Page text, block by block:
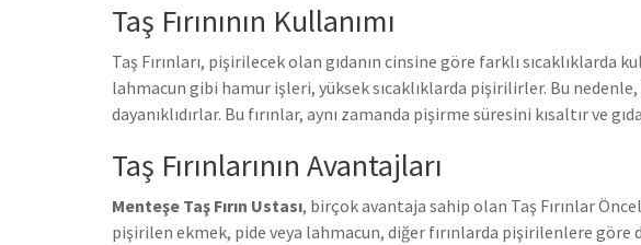
Taş Fırınının Kullanımı
Taş Fırınları, pişirilecek olan gıdanın cinsine göre farklı sıcaklıklarda
lahmacun gibi hamur işleri, yüksek sıcaklıklarda pişirilirler. Bu nedenle,
dayanıklıdırlar. Bu fırınlar, aynı zamanda pişirme süresini kısaltır ve
Taş Fırınlarının Avantajları
Menteşe Taş Fırın Ustası, birçok avantaja sahip olan Taş Fırınlar
pişirilen ekmek, pide veya lahmacun, diğer fırınlarda pişirilenlere göre